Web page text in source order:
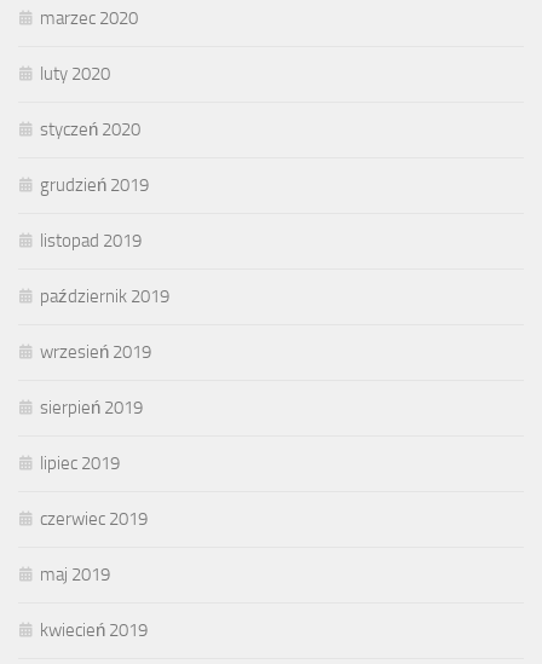
marzec 2020
luty 2020
styczeń 2020
grudzień 2019
listopad 2019
październik 2019
wrzesień 2019
sierpień 2019
lipiec 2019
czerwiec 2019
maj 2019
kwiecień 2019